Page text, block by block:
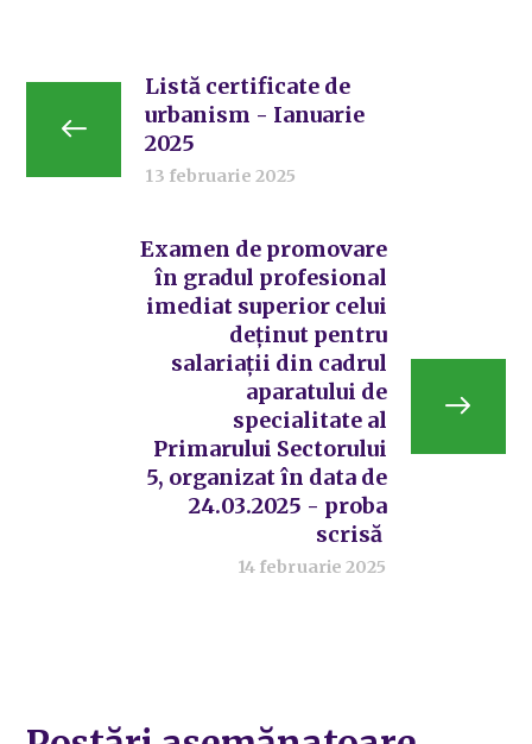
Listă certificate de
urbanism - Ianuarie
2025
13 februarie 2025
Examen de promovare
în gradul profesional
imediat superior celui
deținut pentru
salariații din cadrul
aparatului de
specialitate al
Primarului Sectorului
5, organizat în data de
24.03.2025 - proba
scrisă
14 februarie 2025